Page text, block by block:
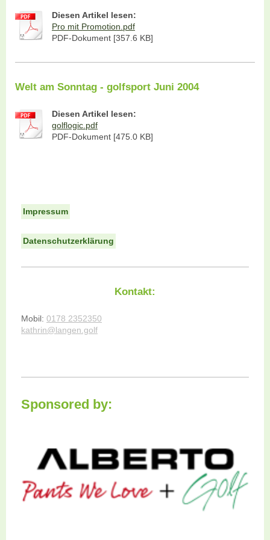
Diesen Artikel lesen:
Pro mit Promotion.pdf
PDF-Dokument [357.6 KB]
Welt am Sonntag - golfsport Juni 2004
Diesen Artikel lesen:
golflogic.pdf
PDF-Dokument [475.0 KB]
Impressum
Datenschutzerklärung
Kontakt:
Mobil: 0178 2352350
kathrin@langen.golf
Sponsored by: